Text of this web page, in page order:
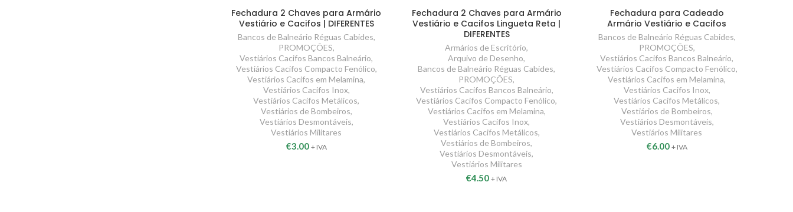
Fechadura 2 Chaves para Armário
Vestiário e Cacifos | DIFERENTES
Bancos de Balneário Réguas Cabides,
PROMOÇÕES,
Vestiários Cacifos Bancos Balneário,
Vestiários Cacifos Compacto Fenólico,
Vestiários Cacifos em Melamina,
Vestiários Cacifos Inox,
Vestiários Cacifos Metálicos,
Vestiários de Bombeiros,
Vestiários Desmontáveis,
Vestiários Militares
€3.00 + IVA
Fechadura 2 Chaves para Armário
Vestiário e Cacifos Lingueta Reta |
DIFERENTES
Armários de Escritório,
Arquivo de Desenho,
Bancos de Balneário Réguas Cabides,
PROMOÇÕES,
Vestiários Cacifos Bancos Balneário,
Vestiários Cacifos Compacto Fenólico,
Vestiários Cacifos em Melamina,
Vestiários Cacifos Inox,
Vestiários Cacifos Metálicos,
Vestiários de Bombeiros,
Vestiários Desmontáveis,
Vestiários Militares
€4.50 + IVA
Fechadura para Cadeado
Armário Vestiário e Cacifos
Bancos de Balneário Réguas Cabides,
PROMOÇÕES,
Vestiários Cacifos Bancos Balneário,
Vestiários Cacifos Compacto Fenólico,
Vestiários Cacifos em Melamina,
Vestiários Cacifos Inox,
Vestiários Cacifos Metálicos,
Vestiários de Bombeiros,
Vestiários Desmontáveis,
Vestiários Militares
€6.00 + IVA